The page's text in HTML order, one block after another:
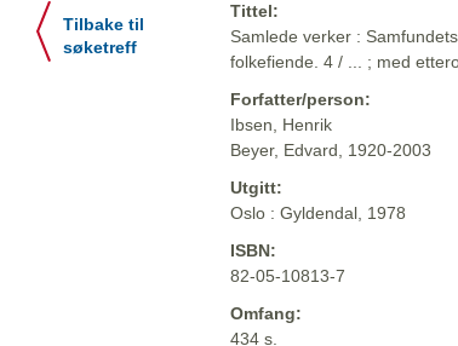
Tilbake til
søketreff
Tittel:
Samlede verker :
folkefiende. 4 / ... ; med
Forfatter/person:
Ibsen, Henrik
Beyer, Edvard, 1920-2003
Utgitt:
Oslo : Gyldendal, 1978
ISBN:
82-05-10813-7
Omfang:
434 s.